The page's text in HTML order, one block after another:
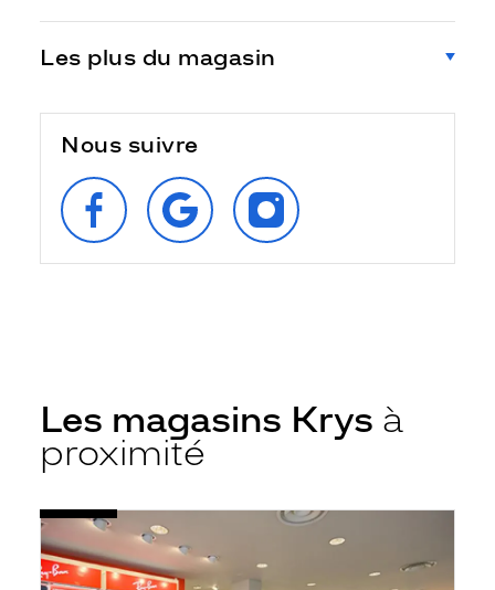
Les plus du magasin
Nous suivre
SUIVEZ‑NOUS
SUR
FACEBOOK
RETROUVEZ‑NOUS
SUR
GOOGLE
SUIVEZ‑NOUS
SUR
INSTAGRAM
Les magasins Krys à
proximité
Opticien
Cannes
-
Voir
la
fiche